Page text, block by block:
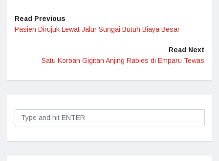
Read Previous
Pasien Dirujuk Lewat Jalur Sungai Butuh Biaya Besar
Read Next
Satu Korban Gigitan Anjing Rabies di Emparu Tewas